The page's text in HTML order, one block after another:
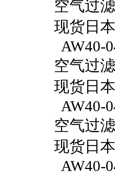
空气过
现货日
AW40-
空气过
现货日
AW40-
空气过
现货日
AW40-